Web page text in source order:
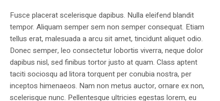
Fusce placerat scelerisque dapibus. Nulla eleifend blandit
tempor. Aliquam semper sem non semper consequat. Etiam
tellus erat, malesuada a arcu sit amet, tincidunt aliquet odio.
Donec semper, leo consectetur lobortis viverra, neque dolor
dapibus nisl, sed finibus tortor justo at quam. Class aptent
taciti sociosqu ad litora torquent per conubia nostra, per
inceptos himenaeos. Nam non metus auctor, ornare ex non,
scelerisque nunc. Pellentesque ultricies egestas lorem, eu